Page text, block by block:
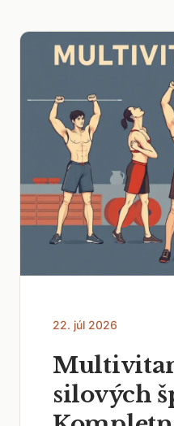
22. júl 2026
silových